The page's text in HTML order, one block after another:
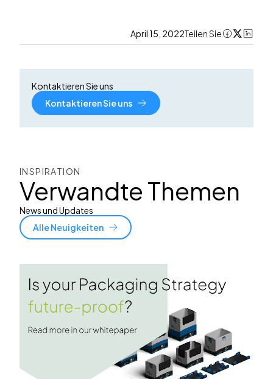
April 15, 2022Teilen Sie
Kontaktieren Sie uns
Kontaktieren Sie uns
INSPIRATION
Verwandte Themen
News und Updates
Alle Neuigkeiten